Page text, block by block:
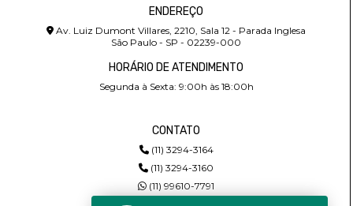
ENDEREÇO
Av. Luiz Dumont Villares, 2210, Sala 12 - Parada Inglesa
São Paulo - SP - 02239-000
HORÁRIO DE ATENDIMENTO
Segunda à Sexta: 9:00h às 18:00h
CONTATO
(11) 3294-3164
(11) 3294-3160
(11) 99610-7791